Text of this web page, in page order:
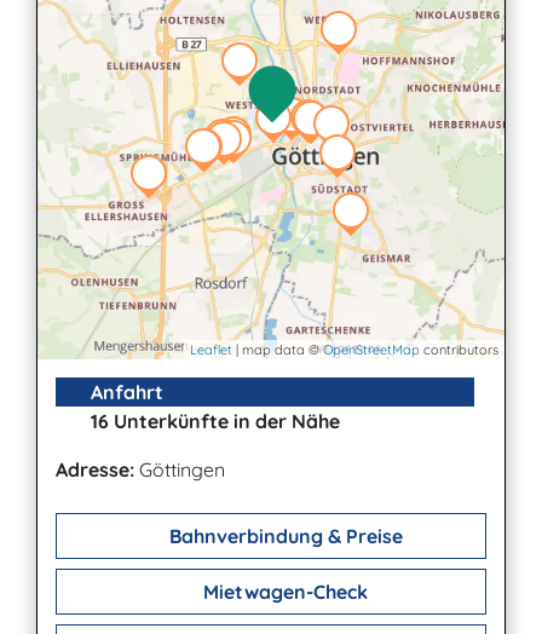
Leaflet | map data ©OpenStreetMap contributors
Anfahrt
16 Unterkünfte in der Nähe
Adresse: Göttingen
Bahnverbindung & Preise
Mietwagen-Check